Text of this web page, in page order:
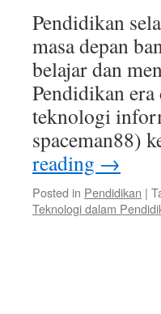
Pendidikan
masa depan
belajar dan
Pendidikan
teknologi
spaceman88)
reading →
Posted in Pendidikan |
Teknologi dalam